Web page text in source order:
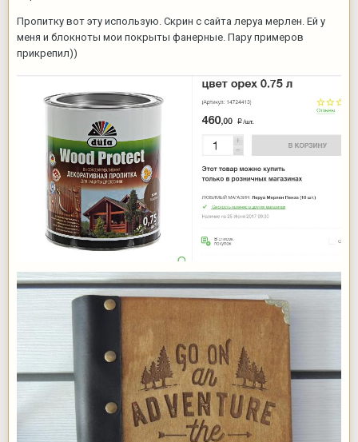
Пропитку вот эту использую. Скрин с сайта леруа мерлен. Ей у
меня и блокноты мои покрыты фанерные. Пару примеров
прикрепил))